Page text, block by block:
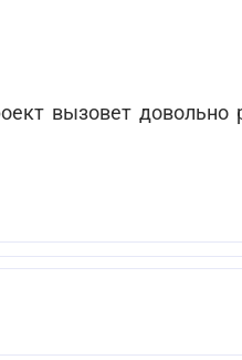
вызовет довольно